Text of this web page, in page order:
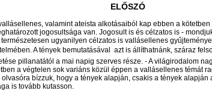
ELŐSZÓ
valamint ateista alkotásaiból kap ebben a
jogosultsága van. Jogosult is és célzatos is -
ugyanilyen célzatos is vallásellenes
A tények bemutatásával  azt is állíthatnánk, száraz
pillanatától a mai napig szerves része. - A világirodalom
a végtelen sok variáns közül éppen a vallásellenes témát
bízzuk, hogy a tények alapján, csakis a tények
is tovább kutasson.